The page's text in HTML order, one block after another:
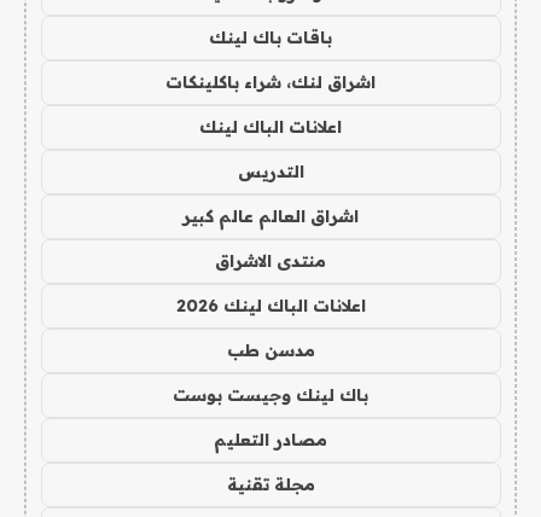
باقات باك لينك
اشراق لنك، شراء باكلينكات
اعلانات الباك لينك
التدريس
اشراق العالم عالم كبير
منتدى الاشراق
اعلانات الباك لينك 2026
مدسن طب
باك لينك وجيست بوست
مصادر التعليم
مجلة تقنية